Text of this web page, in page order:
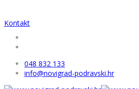
Kontakt
048 832 133
info@novigrad-podravski.hr